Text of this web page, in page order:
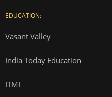
EDUCATION:
Vasant Valley
India Today Education
ITMI